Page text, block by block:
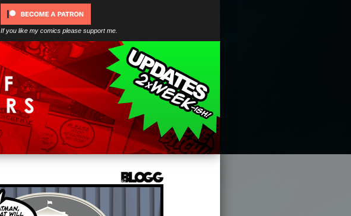
If you like my comics please support me.